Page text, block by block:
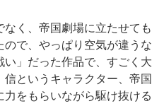
く、帝国劇場に立たせても
で、やっぱり空気が違うな
」だった作品で、すごく大
というキャラクター、帝国
をもらいながら駆け抜ける